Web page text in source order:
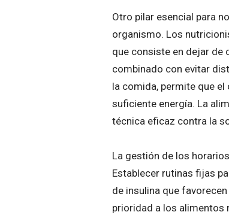
Otro pilar esencial para
organismo. Los
que consiste en dejar de
combinado con evitar
la comida, permite que
suficiente energía. La
técnica eficaz contra la
La gestión de los
Establecer rutinas fijas
de insulina que
prioridad a los alimentos